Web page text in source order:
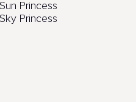
Sun Princess
Sky Princess